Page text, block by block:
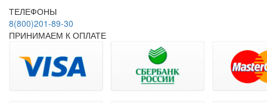
ТЕЛЕФОНЫ
8(800)201-89-30
ПРИНИМАЕМ К ОПЛАТЕ